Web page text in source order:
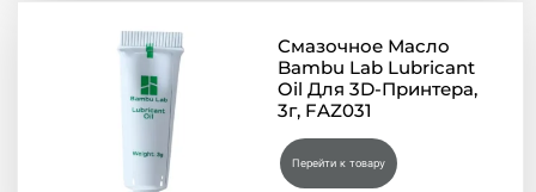
Смазочное Масло
Bambu Lab Lubricant
Oil Для 3D-Принтера,
3г, FAZ031
Перейти к товару